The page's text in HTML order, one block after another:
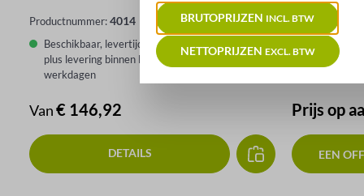
Productnummer:4014
Beschikbaar, levertijd: 5-10 werkdagen
plus levering binnen Duitsland binnen maximaal 4
werkdagen
Normale prijs:
Van€ 146,92
DETAILS
Productnummer:
plus
Prijs op
EEN
BRUTOPRIJZEN INCL. BTW
NETTOPRIJZEN EXCL. BTW